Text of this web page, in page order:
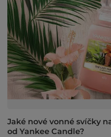
Jaké nové vonné svíčky
od Yankee Candle?